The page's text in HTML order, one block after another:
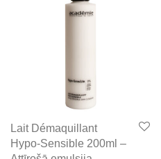
Lait Démaquillant
Hypo-Sensible 200ml –